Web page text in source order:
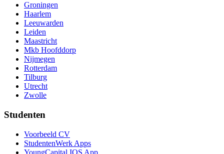
Groningen
Haarlem
Leeuwarden
Leiden
Maastricht
Mkb Hoofddorp
Nijmegen
Rotterdam
Tilburg
Utrecht
Zwolle
Studenten
Voorbeeld CV
StudentenWerk Apps
YoungCapital IOS App